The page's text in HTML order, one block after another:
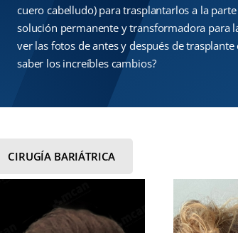
cuero cabelludo) para trasplantarlos a la
solución permanente y transformadora para
ver las fotos de antes y después de
saber los increíbles cambios?
CIRUGÍA BARIÁTRICA